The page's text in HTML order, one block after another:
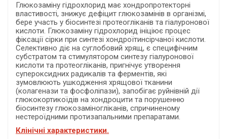
Глюкозаміну гідрохлорид має хондропротекторні
властивості, знижує дефіцит глюкозамінів в організмі,
бере участь у біосинтезі протеогліканів та гіалуронової
кислоти. Глюкозаміну гідрохлорид ініціює процес
фіксації сірки при синтезі хондроїтинсірчаної кислоти.
Селективно діє на суглобовий хрящ, є специфічним
субстратом та стимулятором синтезу гіалуронової
кислоти та протеогліканів, пригнічує утворення
супероксидних радикалів та ферментів, які
зумовлюють ушкодження хрящової тканини
(колагенази та фосфоліпази), запобігає руйнівній дії
глюкокортикоїдів на хондроцити та порушенню
біосинтезу глюкозаміногліканів, спричиненому
нестероїдними протизапальними препаратами.
Клінічні характеристики.